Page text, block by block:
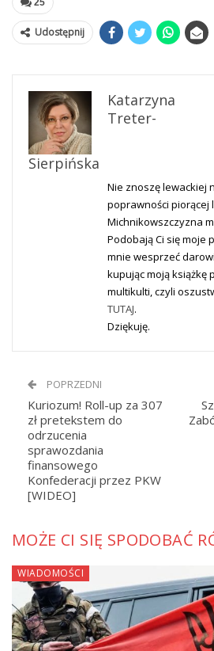
25
Udostępnij
Katarzyna
Treter-
Sierpińska
Nie znoszę lewackiej
poprawności piorącej
Michnikowszczyzna
Podobają Ci się moje
mnie wesprzeć
kupując moją książkę
multikulti, czyli
TUTAJ.
Dziękuję.
POPRZEDNI
Kuriozum! Roll-up za 307
zł pretekstem do
odrzucenia
sprawozdania
finansowego
Konfederacji przez PKW
[WIDEO]
MOŻE CI SIĘ SPODOBAĆ
WIADOMOŚCI